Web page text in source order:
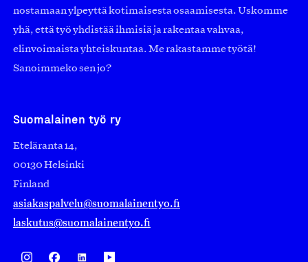
nostamaan ylpeyttä kotimaisesta osaamisesta. Uskomme
yhä, että työ yhdistää ihmisiä ja rakentaa vahvaa,
elinvoimaista yhteiskuntaa. Me rakastamme työtä!
Sanoimmeko sen jo?
Suomalainen työ ry
Eteläranta 14,
00130 Helsinki
Finland
asiakaspalvelu@suomalainentyo.fi
laskutus@suomalainentyo.fi